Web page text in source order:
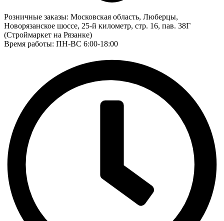
Розничные заказы: Московская область, Люберцы,
Новорязанское шоссе, 25-й километр, стр. 16, пав. 38Г
(Строймаркет на Рязанке)
Время работы: ПН-ВС 6:00-18:00